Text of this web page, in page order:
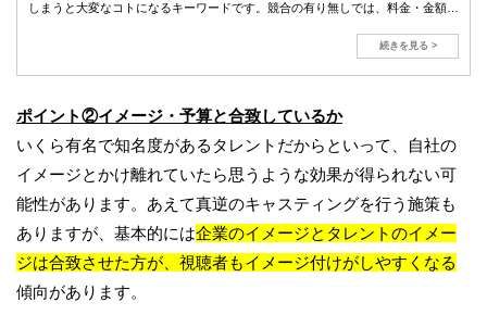
しまうと大変なコトになるキーワードです。競合の有り無しでは、料金・金額、
続きを見る >
ポイント②イメージ・予算と合致しているか
いくら有名で知名度があるタレントだからといって、自社の
イメージとかけ離れていたら思うような効果が得られない可
能性があります。あえて真逆のキャスティングを行う施策も
ありますが、基本的には企業のイメージとタレントのイメー
ジは合致させた方が、視聴者もイメージ付けがしやすくなる
傾向があります。